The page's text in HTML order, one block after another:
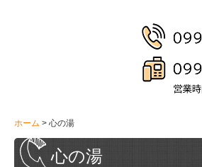
お問合せ
後藤運送
ホーム 心の湯
心の湯